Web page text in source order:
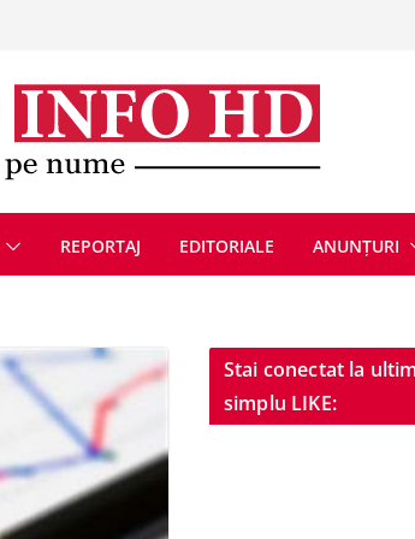
REPORTAJ EDITORIALE ANUNȚURI
Stai conectat la
simplu LIKE: